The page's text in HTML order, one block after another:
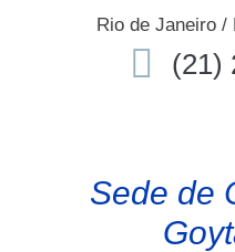
Rio de Janeiro /
(21)
Sede de